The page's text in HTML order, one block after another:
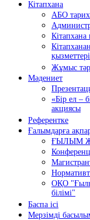
Кітапхана
АБО
қызметтері
Жұмыс
Мәдениет
«Бір ел –
акциясы
Референтке
Ғалымдарға
ҒЫЛЫМ
ОҚО
білімі"
Баспа ісі
Мерзімді